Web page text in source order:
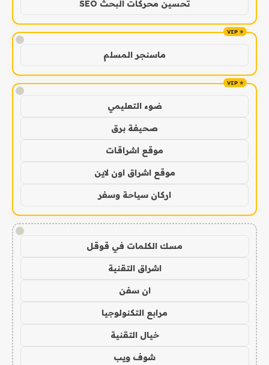
تحسين محركات البحث SEO
!
ماسنجر المسلم
!
ضوء التعليمي
صحيفة برق
موقع اشراقات
موقع اشراق اون لاين
اركان سياحة وسفر
!
مسك الكلمات في قوقل
اشراق التقنية
ان سفن
مرابع التكنولوجيا
خيال التقنية
شوف ويب